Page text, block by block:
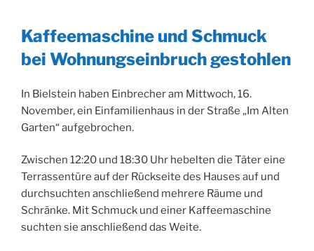
Kaffeemaschine und Schmuck
bei Wohnungseinbruch gestohlen
In Bielstein haben Einbrecher am Mittwoch, 16.
November, ein Einfamilienhaus in der Straße „Im Alten
Garten“ aufgebrochen.
Zwischen 12:20 und 18:30 Uhr hebelten die Täter eine
Terrassentüre auf der Rückseite des Hauses auf und
durchsuchten anschließend mehrere Räume und
Schränke. Mit Schmuck und einer Kaffeemaschine
suchten sie anschließend das Weite.